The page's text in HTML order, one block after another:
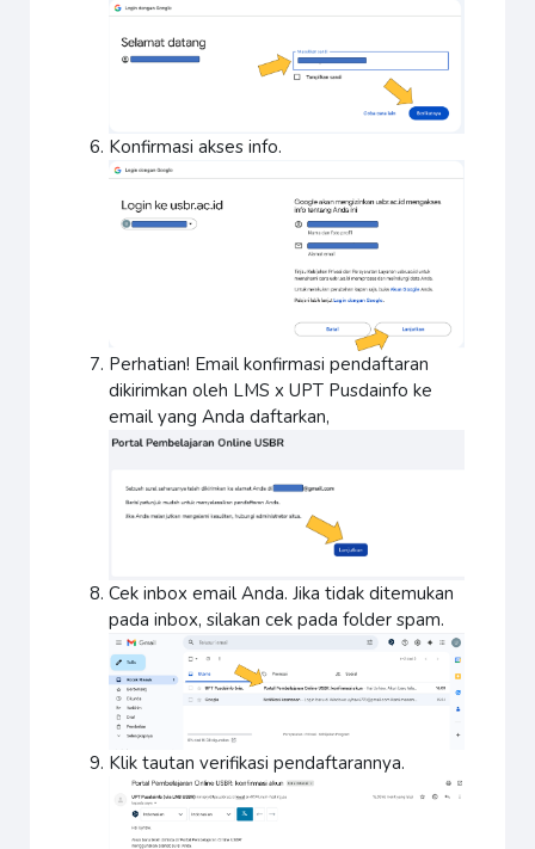
Konfirmasi akses info.
Perhatian! Email konfirmasi pendaftaran
dikirimkan oleh LMS x UPT Pusdainfo ke
email yang Anda daftarkan,
Cek inbox email Anda. Jika tidak ditemukan
pada inbox, silakan cek pada folder spam.
Klik tautan verifikasi pendaftarannya.